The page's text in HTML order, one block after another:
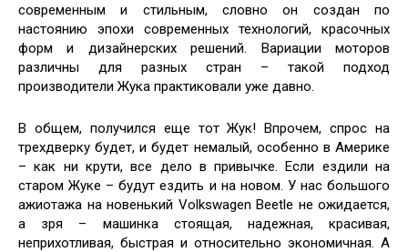
современным и стильным, словно он создан по
настоянию эпохи современных технологий, красочных
форм и дизайнерских решений. Вариации моторов
различны для разных стран – такой подход
производители Жука практиковали уже давно.
В общем, получился еще тот Жук! Впрочем, спрос на
трехдверку будет, и будет немалый, особенно в Америке
– как ни крути, все дело в привычке. Если ездили на
старом Жуке – будут ездить и на новом. У нас большого
ажиотажа на новенький Volkswagen Beetle не ожидается,
а зря – машинка стоящая, надежная, красивая,
неприхотливая, быстрая и относительно экономичная. А